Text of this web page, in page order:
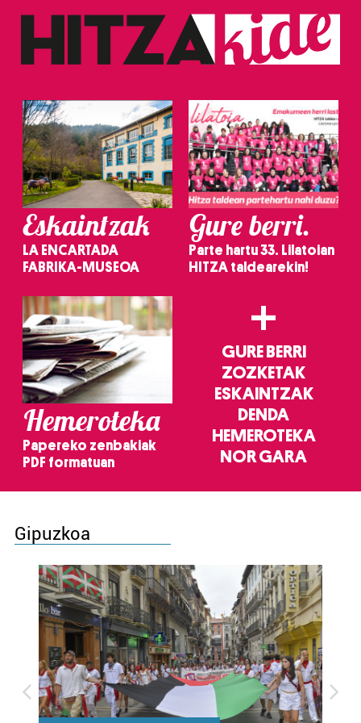
Eskaintzak
LA ENCARTADA
FABRIKA-MUSEOA
Gure berri.
Parte hartu 33. Lilatoian
HITZA taldearekin!
Hemeroteka
Papereko zenbakiak
PDF formatuan
+
GURE BERRI
ZOZKETAK
ESKAINTZAK
DENDA
HEMEROTEKA
NOR GARA
Gipuzkoa